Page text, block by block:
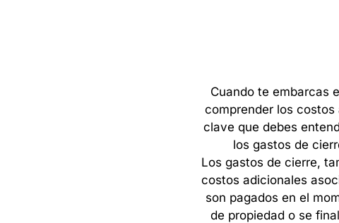
Cuando te embarcas
comprender los costos
clave que debes
los gastos de
Los gastos de cierre,
costos adicionales
son pagados en el
de propiedad o se